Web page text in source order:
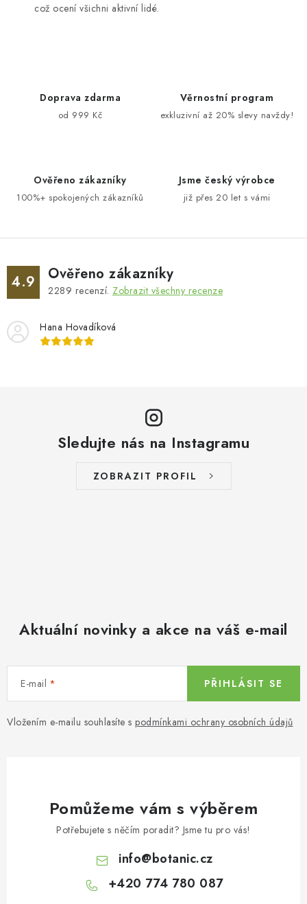
což ocení všichni aktivní lidé.
Doprava zdarma
od 999 Kč
Věrnostní program
exkluzivní až 20% slevy navždy!
Ověřeno zákazníky
100%+ spokojených zákazníků
Jsme český výrobce
již přes 20 let s vámi
4.9 Ověřeno zákazníky
2289 recenzí. Zobrazit všechny recenze
Hana Hovadíková
Sledujte nás na Instagramu
ZOBRAZIT PROFIL
Aktuální novinky a akce na váš e-mail
E-mail
Vložením e-mailu souhlasíte s podmínkami ochrany osobních údajů
PŘIHLÁSIT SE
Pomůžeme vám s výběrem
Potřebujete s něčím poradit? Jsme tu pro vás!
info@botanic.cz
+420 774 780 087